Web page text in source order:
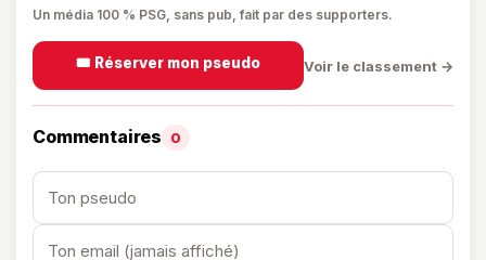
Un média 100 % PSG, sans pub, fait par des supporters.
🎟️ Réserver mon pseudo Voir le classement →
Commentaires 0